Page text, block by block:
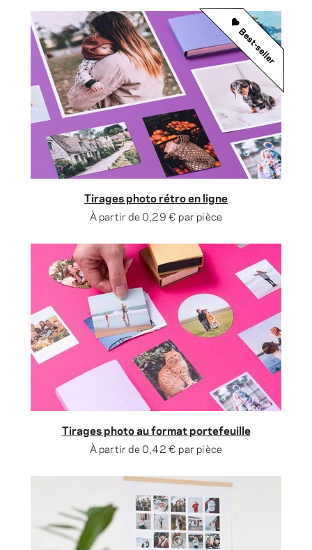
Tirages photo rétro en ligne
À partir de0,29 € par pièce
Best-seller
Tirages photo au format portefeuille
À partir de0,42 € par pièce